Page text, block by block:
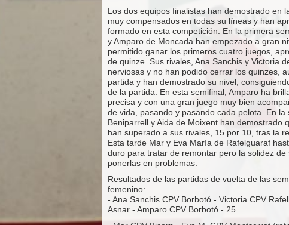
Los dos equipos finalistas han demostrado en
muy compensados en todas su líneas y han
formado en esta competición. En la primera
y Amparo de Moncada han empezado a gran
permitido ganar los primeros cuatro juegos,
de quinze. Sus rivales, Ana Sanchis y Victoria
nerviosas y no han podido cerrar los quinzes,
partida y han demostrado su nivel,
de la partida. En esta semifinal, Amparo ha
precisa y con una gran juego muy bien
de vida, pasando y pasando cada pelota. En la
Beniparrell y Aida de Moixent han demostrado
han superado a sus rivales, 15 por 10, tras la
Esta tarde Mar y Eva María de Rafelguaraf
duro para tratar de remontar pero la solidez
ponerlas en problemas.
Resultados de las partidas de vuelta de las
femenino:
- Ana Sanchis CPV Borbotó - Victoria CPV
Asnar - Amparo CPV Borbotó - 25